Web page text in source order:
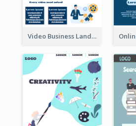
Video Business Landing Page